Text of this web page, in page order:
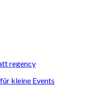
kleine Events